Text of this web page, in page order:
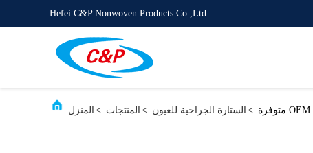
Hefei C&P Nonwoven Products Co.,Ltd
المنزل > المنتجات > الستارة الجراحية للعيون >